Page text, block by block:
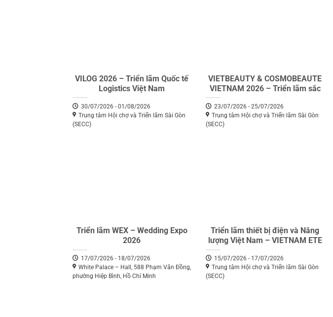
VILOG 2026 – Triển lãm Quốc tế
Logistics Việt Nam
30/07/2026 - 01/08/2026
Trung tâm Hội chợ và Triển lãm Sài Gòn
(SECC)
VIETBEAUTY & COSMOBEAUTE
VIETNAM 2026 – Triển lãm sắc
đẹp quốc tế hàng đầu Việt Nam
23/07/2026 - 25/07/2026
Trung tâm Hội chợ và Triển lãm Sài Gòn
(SECC)
Triển lãm WEX – Wedding Expo
2026
17/07/2026 - 18/07/2026
White Palace – Hall, 588 Phạm Văn Đồng,
phường Hiệp Bình, Hồ Chí Minh
Triển lãm thiết bị điện và Năng
lượng Việt Nam – VIETNAM ETE
15/07/2026 - 17/07/2026
Trung tâm Hội chợ và Triển lãm Sài Gòn
(SECC)